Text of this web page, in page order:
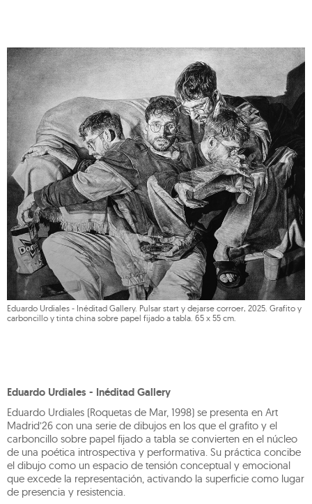
Eduardo Urdiales - Inéditad Gallery. Pulsar start y dejarse corroer, 2025. Grafito y
carboncillo y tinta china sobre papel fijado a tabla. 65 x 55 cm.
Eduardo Urdiales - Inéditad Gallery
Eduardo Urdiales (Roquetas de Mar, 1998) se presenta en Art
Madrid’26 con una serie de dibujos en los que el grafito y el
carboncillo sobre papel fijado a tabla se convierten en el núcleo
de una poética introspectiva y performativa. Su práctica concibe
el dibujo como un espacio de tensión conceptual y emocional
que excede la representación, activando la superficie como lugar
de presencia y resistencia.